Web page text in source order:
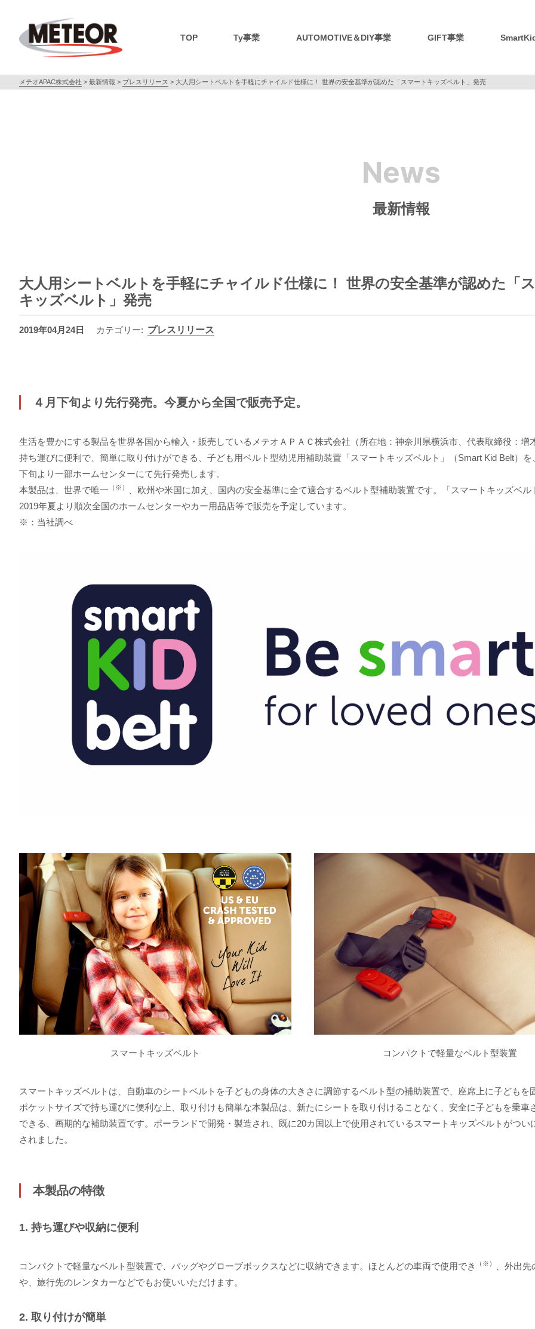
TOP Ty事業 AUTOMOTIVE＆DIY事業 GIFT事業
メテオAPAC株式会社 > 最新情報 > プレスリリース > 大人用シートベルトを手軽にチャイルド仕様に！ 世界の安全基準が認めた「スマートキッズベルト」発売
News
最新情報
大人用シートベルトを手軽にチャイルド仕様に！ 世界の安全基準が認めた「
キッズベルト」発売
2019年04月24日 カテゴリー: プレスリリース
４月下旬より先行発売。今夏から全国で販売予定。
生活を豊かにする製品を世界各国から輸入・販売しているメテオＡＰＡＣ株式会社（所在地：神奈川県横浜市、代表取締役：増
持ち運びに便利で、簡単に取り付けができる、子ども用ベルト型幼児用補助装置「スマートキッズベルト」（Smart Kid Belt）を
下旬より一部ホームセンターにて先行発売します。
本製品は、世界で唯一 （※）
、欧州や米国に加え、国内の安全基準に全て適合するベルト型補助装置です。「スマートキッズベル
2019年夏より順次全国のホームセンターやカー用品店等で販売を予定しています。
※：当社調べ
スマートキッズベルト コンパクトで軽量なベルト型装置
スマートキッズベルトは、自動車のシートベルトを子どもの身体の大きさに調節するベルト型の補助装置で、座席上に子どもを
ポケットサイズで持ち運びに便利な上、取り付けも簡単な本製品は、新たにシートを取り付けることなく、安全に子どもを乗車
できる、画期的な補助装置です。ポーランドで開発・製造され、既に20カ国以上で使用されているスマートキッズベルトがつい
されました。
本製品の特徴
1. 持ち運びや収納に便利
コンパクトで軽量なベルト型装置で、バッグやグローブボックスなどに収納できます。ほとんどの車両で使用でき （※）
、外出
や、旅行先のレンタカーなどでもお使いいただけます。
2. 取り付けが簡単